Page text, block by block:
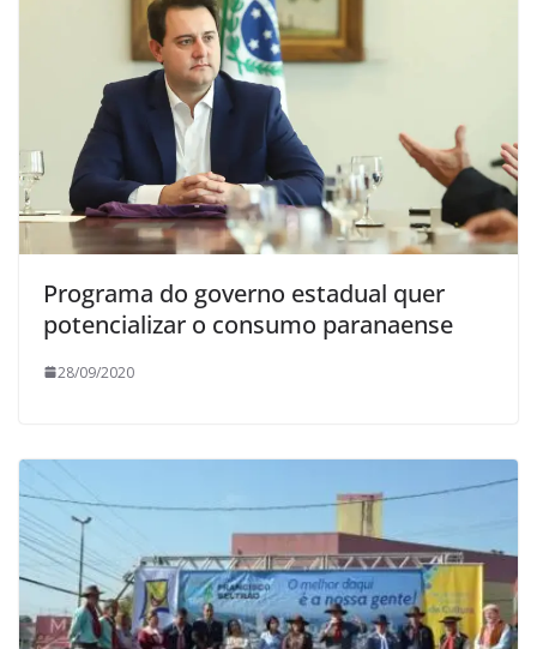
Programa do governo estadual quer
potencializar o consumo paranaense
28/09/2020